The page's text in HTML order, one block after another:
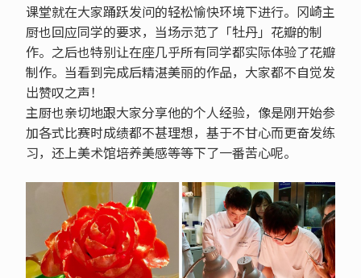
课堂就在大家踊跃发问的轻松愉快环境下进行。冈崎主
厨也回应同学的要求，当场示范了「牡丹」花瓣的制
作。之后也特别让在座几乎所有同学都实际体验了花瓣
制作。当看到完成后精湛美丽的作品，大家都不自觉发
出赞叹之声！
主厨也亲切地跟大家分享他的个人经验，像是刚开始参
加各式比赛时成绩都不甚理想，基于不甘心而更奋发练
习，还上美术馆培养美感等等下了一番苦心呢。